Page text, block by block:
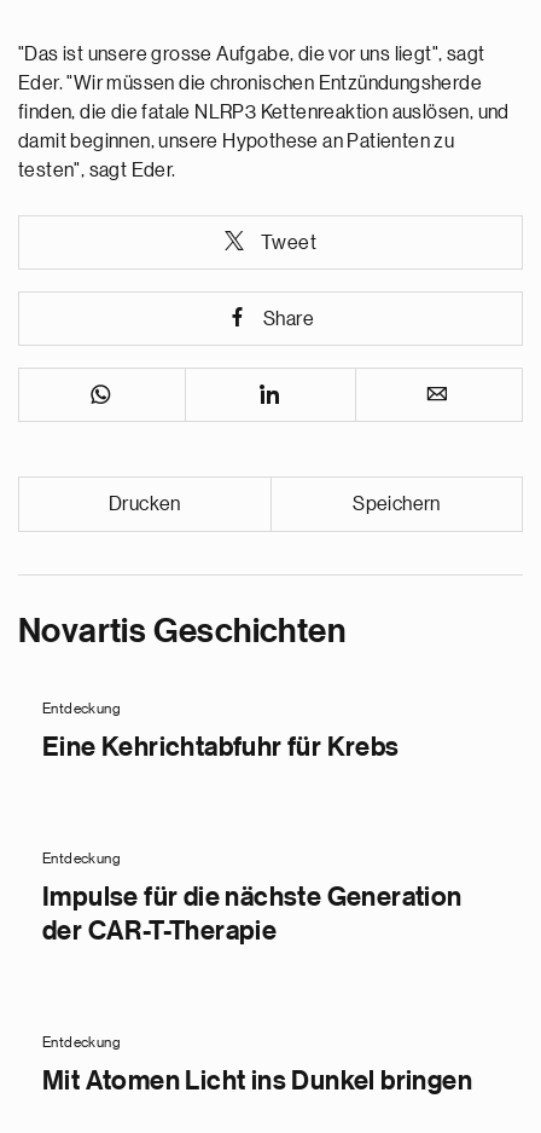
"Das ist unsere grosse Aufgabe, die vor uns liegt", sagt
Eder. "Wir müssen die chronischen Entzündungsherde
finden, die die fatale NLRP3 Kettenreaktion auslösen, und
damit beginnen, unsere Hypothese an Patienten zu
testen", sagt Eder.
Tweet
Share
Drucken Speichern
Novartis Geschichten
Entdeckung
Eine Kehrichtabfuhr für Krebs
Entdeckung
Impulse für die nächste Generation
der CAR-T-Therapie
Entdeckung
Mit Atomen Licht ins Dunkel bringen